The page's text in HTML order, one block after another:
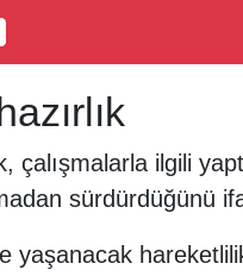
ilgili
sürdürdüğünü
yaşanacak